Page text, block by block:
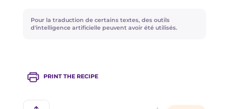
Pour la traduction de certains textes, des outils
d'intelligence artificielle peuvent avoir été utilisés.
PRINT THE RECIPE